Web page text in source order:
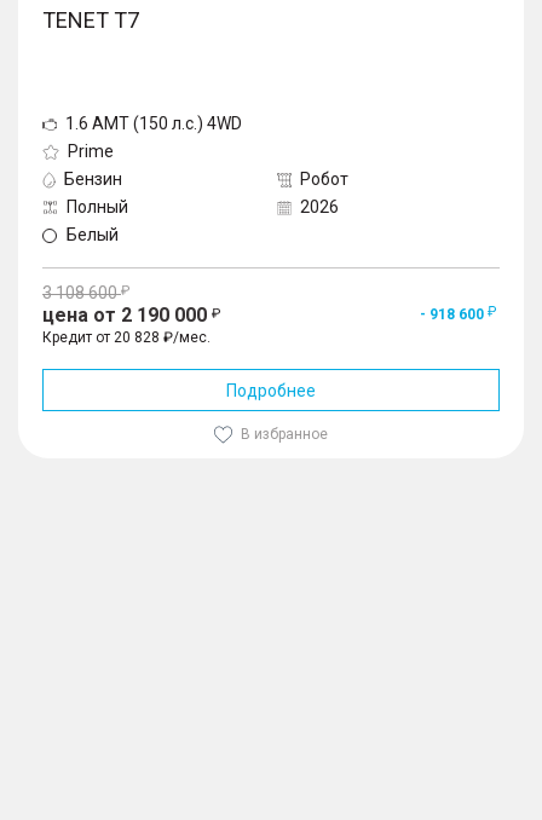
TENET T7
1.6 AMT (150 л.с.) 4WD
Prime
Бензин
Робот
Полный
2026
Белый
3 108 600
цена от 2 190 000
- 918 600
Кредит от 20 828 ₽/мес.
Подробнее
В избранное
1/10